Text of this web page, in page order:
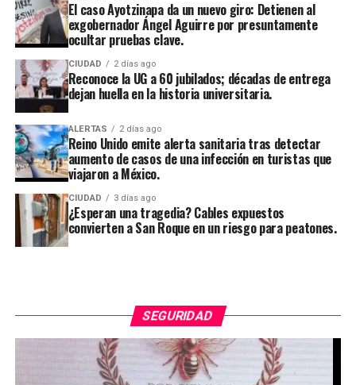
El caso Ayotzinapa da un nuevo giro: Detienen al
exgobernador Ángel Aguirre por presuntamente
ocultar pruebas clave.
CIUDAD 2 días ago
Reconoce la UG a 60 jubilados; décadas de entrega
dejan huella en la historia universitaria.
ALERTAS 2 días ago
Reino Unido emite alerta sanitaria tras detectar
aumento de casos de una infección en turistas que
viajaron a México.
CIUDAD 3 días ago
¿Esperan una tragedia? Cables expuestos
convierten a San Roque en un riesgo para peatones.
SEGURIDAD